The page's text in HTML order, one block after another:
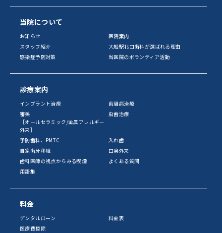
当院について
お知らせ
医院案内
スタッフ紹介
大船駅北口歯科が選ばれる理由
感染症予防対策
当医院のボランティア活動
診療案内
インプラント治療
歯周病治療
審美
［オールセラミック/金属アレルギー
外来］
虫歯治療
予防歯科、PMTC
入れ歯
自家歯牙移植
口臭外来
歯科医師の視点からみる喫煙
よくある質問
用語集
料金
デンタルローン
料金表
医療費控除